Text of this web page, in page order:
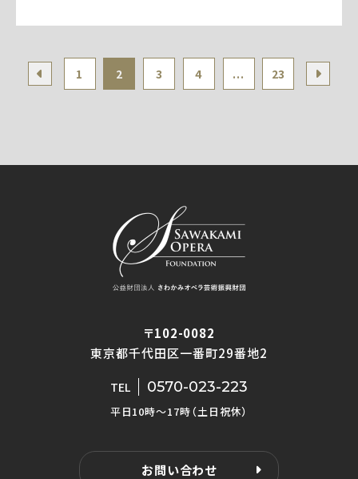
1 2 3 4 ... 23
〒102-0082
東京都千代田区一番町29番地2
TEL 0570-023-223
平日10時〜17時（土日祝休）
お問い合わせ